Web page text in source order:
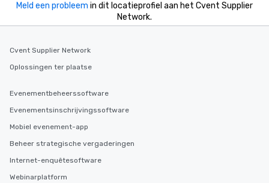
Meld een probleem in dit locatieprofiel aan het Cvent Supplier
Network.
Cvent Supplier Network
Oplossingen ter plaatse
Evenementbeheerssoftware
Evenementsinschrijvingssoftware
Mobiel evenement-app
Beheer strategische vergaderingen
Internet-enquêtesoftware
Webinarplatform